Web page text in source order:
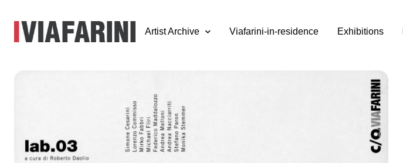
Artist Archive Viafarini-in-residence Exhibitions
14 - 31 ottobre 2003